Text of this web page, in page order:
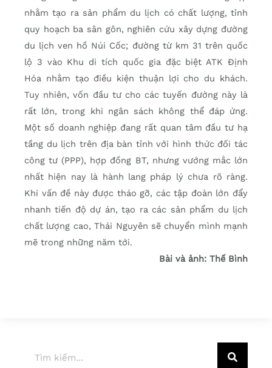
nhằm tạo ra sản phẩm du lịch có chất lượng, tỉnh
quy hoạch ba sân gôn, nghiên cứu xây dựng đường
du lịch ven hồ Núi Cốc; đường từ km 31 trên quốc
lộ 3 vào Khu di tích quốc gia đặc biệt ATK Định
Hóa nhằm tạo điều kiện thuận lợi cho du khách.
Tuy nhiên, vốn đầu tư cho các tuyến đường này là
rất lớn, trong khi ngân sách không thể đáp ứng.
Một số doanh nghiệp đang rất quan tâm đầu tư hạ
tầng du lịch trên địa bàn tỉnh với hình thức đối tác
công tư (PPP), hợp đồng BT, nhưng vướng mắc lớn
nhất hiện nay là hành lang pháp lý chưa rõ ràng.
Khi vấn đề này được tháo gỡ, các tập đoàn lớn đẩy
nhanh tiến độ dự án, tạo ra các sản phẩm du lịch
chất lượng cao, Thái Nguyên sẽ chuyển mình mạnh
mẽ trong những năm tới.
Bài và ảnh: Thế Bình